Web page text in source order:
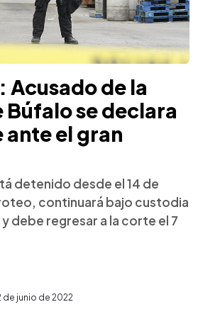
Acusado de la
Búfalo se declara
ante el gran
detenido desde el 14 de
continuará bajo custodia
debe regresar a la corte el 7
de junio de 2022